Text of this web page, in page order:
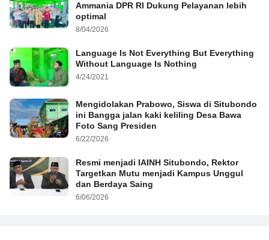
Ammania DPR RI Dukung Pelayanan lebih
optimal
8/04/2026
Language Is Not Everything But Everything
Without Language Is Nothing
4/24/2021
Mengidolakan Prabowo, Siswa di Situbondo
ini Bangga jalan kaki keliling Desa Bawa
Foto Sang Presiden
6/22/2026
Resmi menjadi IAINH Situbondo, Rektor
Targetkan Mutu menjadi Kampus Unggul
dan Berdaya Saing
6/06/2026